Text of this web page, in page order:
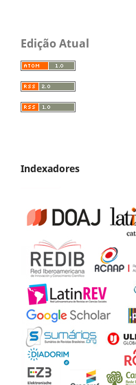
Edição Atual
Indexadores